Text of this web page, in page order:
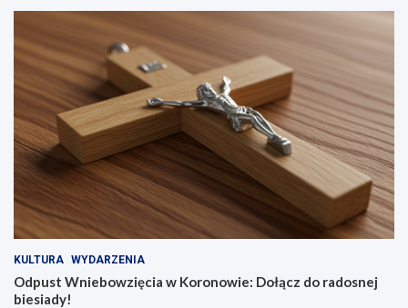
KULTURA WYDARZENIA
Odpust Wniebowzięcia w Koronowie: Dołącz do radosnej
biesiady!